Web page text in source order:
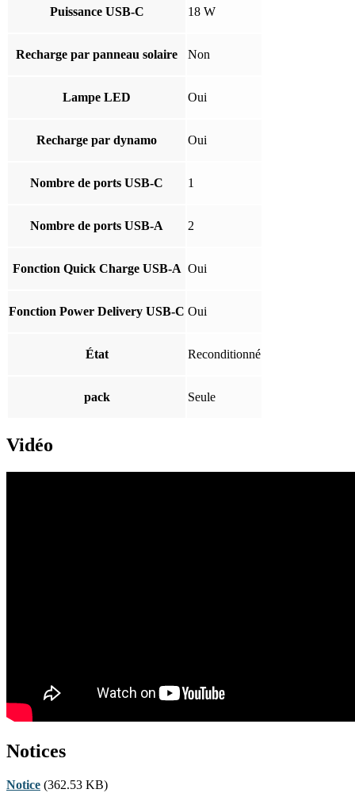
Puissance USB-C 18 W
Recharge par panneau solaire Non
Lampe LED Oui
Recharge par dynamo Oui
Nombre de ports USB-C 1
Nombre de ports USB-A 2
Fonction Quick Charge USB-A Oui
Fonction Power Delivery USB-C Oui
État Reconditionné
pack Seule
Vidéo
Notices
Notice (362.53 KB)